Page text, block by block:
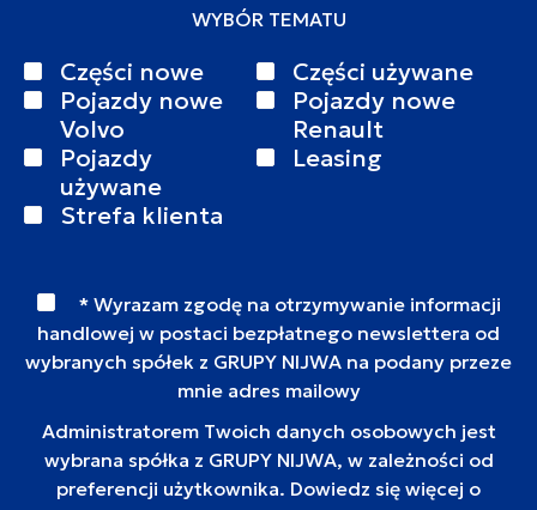
WYBÓR TEMATU
Części nowe
Części używane
Pojazdy nowe
Volvo
Pojazdy nowe
Renault
Pojazdy
używane
Leasing
Strefa klienta
* Wyrazam zgodę na otrzymywanie informacji
handlowej w postaci bezpłatnego newslettera od
wybranych spółek z GRUPY NIJWA na podany przeze
mnie adres mailowy
Administratorem Twoich danych osobowych jest
wybrana spółka z GRUPY NIJWA, w zależności od
preferencji użytkownika. Dowiedz się więcej o